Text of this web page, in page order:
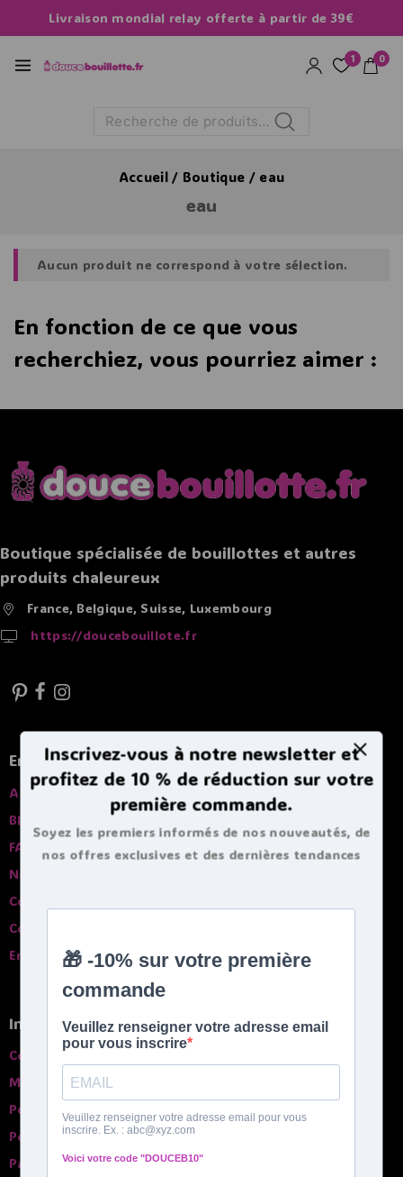
Livraison mondial relay offerte à partir de 39€
1 0
Recherche
Accueil / Boutique / eau
eau
Aucun produit ne correspond à votre sélection.
En fonction de ce que vous
recherchiez, vous pourriez aimer :
Boutique spécialisée de bouillottes et autres
produits chaleureux
France, Belgique, Suisse, Luxembourg
https://doucebouillote.fr
En savoir plus
A propros
Blog
FAQ
Nos garanties
Contactez-nous
Comparatif des bouillottes
English spoken
Infos pratiques
Conditions générales de ventes
Mentions légales
Politique de confidentialité
Politique de Cookies
Paiement sécurisé
Inscrivez-vous à notre newsletter et
profitez de 10 % de réduction sur votre
première commande.
Soyez les premiers informés de nos nouveautés, de
nos offres exclusives et des dernières tendances